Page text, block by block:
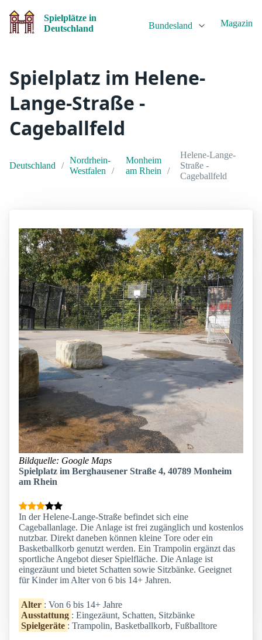
Spielplätze in
Deutschland
Bundesland Magazin
Spielplatz im Helene-
Lange-Straße -
Cageballfeld
Deutschland
Nordrhein-
Westfalen
Monheim
am Rhein
Helene-Lange-
Straße -
Cageballfeld
Bildquelle: Google Maps
Spielplatz im Berghausener Straße 4, 40789 Monheim
am Rhein
In der Helene-Lange-Straße befindet sich eine
Cageballanlage. Die Anlage ist frei zugänglich und kostenlos
nutzbar. Direkt daneben können kleine Tore oder ein
Basketballkorb genutzt werden. Ein Trampolin ergänzt das
sportliche Angebot dieser Spielfläche. Die Anlage ist
eingezäunt und bietet Schatten sowie Sitzbänke. Geeignet
für Kinder im Alter von 6 bis 14+ Jahren.
Alter : Von 6 bis 14+ Jahre
Ausstattung : Eingezäunt, Schatten, Sitzbänke
Spielgeräte : Trampolin, Basketballkorb, Fußballtore